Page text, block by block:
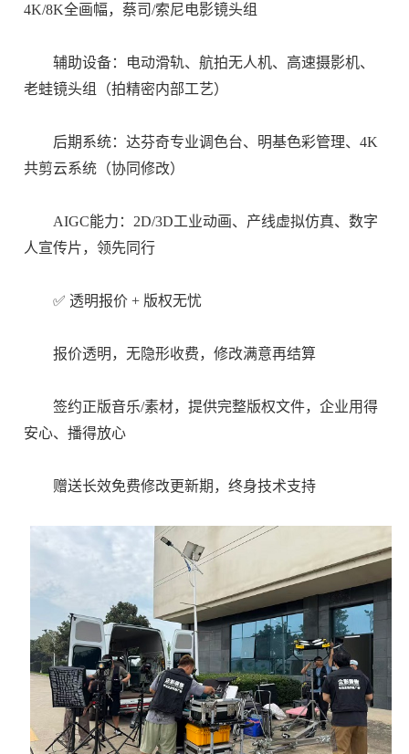
4K/8K全画幅，蔡司/索尼电影镜头组
辅助设备：电动滑轨、航拍无人机、高速摄影机、
老蛙镜头组（拍精密内部工艺）
后期系统：达芬奇专业调色台、明基色彩管理、4K
共剪云系统（协同修改）
AIGC能力：2D/3D工业动画、产线虚拟仿真、数字
人宣传片，领先同行
✅ 透明报价 + 版权无忧
报价透明，无隐形收费，修改满意再结算
签约正版音乐/素材，提供完整版权文件，企业用得
安心、播得放心
赠送长效免费修改更新期，终身技术支持